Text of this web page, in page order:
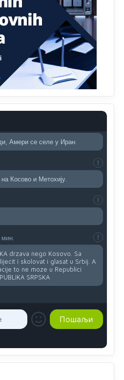
rs.Umislili ste da
ГОДИНЕ ОДЛАЗЕ СА
у којој је лета 1999.
Амери се селе у Иран.
Косово и Метохију.
drzava nego Kosovo. Sa
i skolovat i glasat u Srbij. A
to ne moze u Republici
SRPSKA